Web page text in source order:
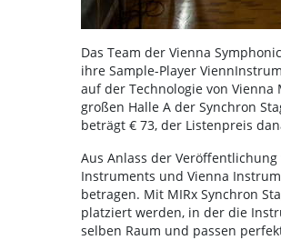
Das Team der Vienna
ihre Sample-Player
auf der Technologie von
großen Halle A der Synchron
beträgt € 73, der Listenpreis
Aus Anlass der
Instruments und Vienna
betragen. Mit MIRx Synchron
platziert werden, in der die
selben Raum und passen